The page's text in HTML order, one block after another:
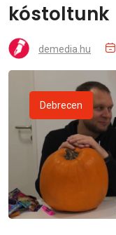
kóstoltunk
demedia.hu
Debrecen